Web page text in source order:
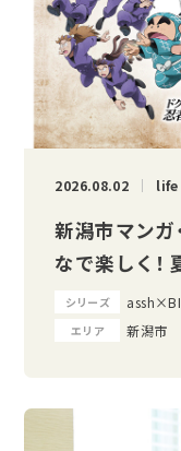
2026.08.02 life
新潟市マンガ
なで楽しく！
シリーズ
エリア 新潟市